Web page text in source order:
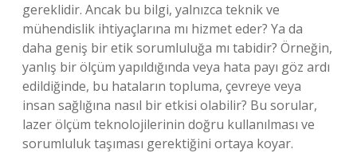
gereklidir. Ancak bu bilgi, yalnızca teknik ve
mühendislik ihtiyaçlarına mı hizmet eder? Ya da
daha geniş bir etik sorumluluğa mı tabidir? Örneğin,
yanlış bir ölçüm yapıldığında veya hata payı göz ardı
edildiğinde, bu hataların topluma, çevreye veya
insan sağlığına nasıl bir etkisi olabilir? Bu sorular,
lazer ölçüm teknolojilerinin doğru kullanılması ve
sorumluluk taşıması gerektiğini ortaya koyar.